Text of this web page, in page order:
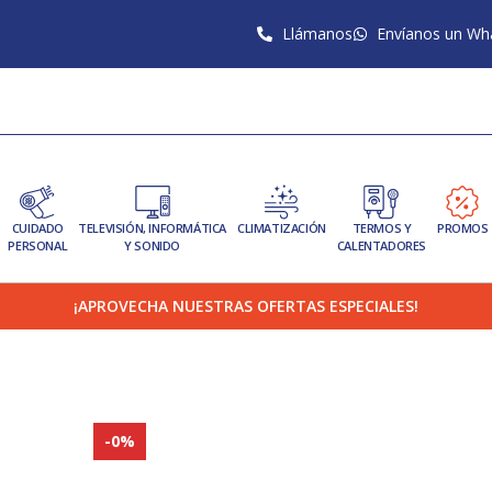
Llámanos Envíanos un
CUIDADO
PERSONAL
TELEVISIÓN, INFORMÁTICA
Y SONIDO
CLIMATIZACIÓN
TERMOS Y
CALENTADORES
PROMOS
¡APROVECHA NUESTRAS OFERTAS ESPECIALES!
-0%